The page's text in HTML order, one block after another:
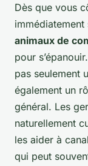
Dès que vous
animaux de
pour
pas seulement
également un
général. Les
naturellement
les aider à
qui peut